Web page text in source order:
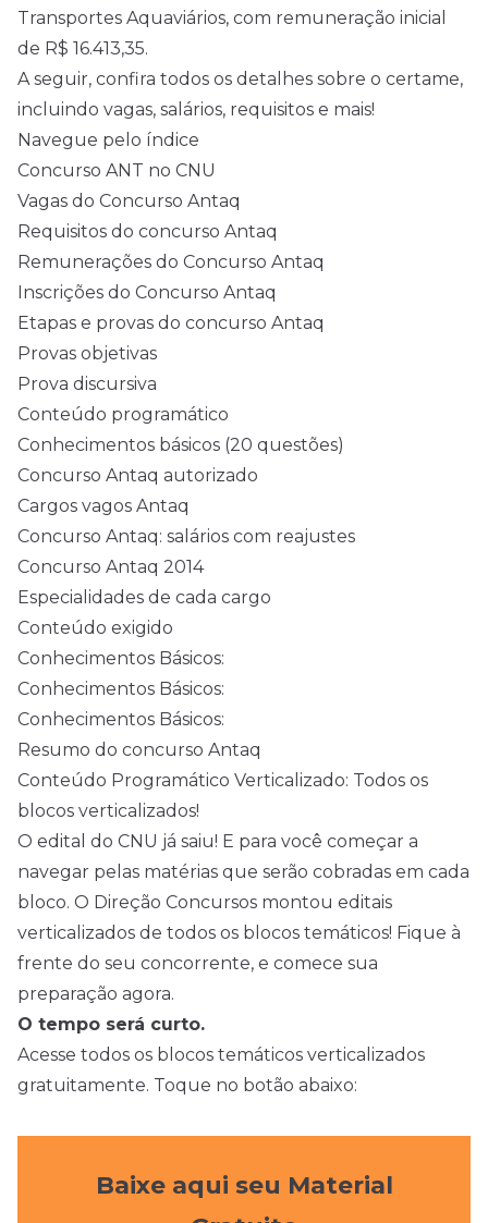
Transportes Aquaviários, com remuneração inicial
de R$ 16.413,35.
A seguir, confira todos os detalhes sobre o certame,
incluindo vagas, salários, requisitos e mais!
Navegue pelo índice
Concurso ANT no CNU
Vagas do Concurso Antaq
Requisitos do concurso Antaq
Remunerações do Concurso Antaq
Inscrições do Concurso Antaq
Etapas e provas do concurso Antaq
Provas objetivas
Prova discursiva
Conteúdo programático
Conhecimentos básicos (20 questões)
Concurso Antaq autorizado
Cargos vagos Antaq
Concurso Antaq: salários com reajustes
Concurso Antaq 2014
Especialidades de cada cargo
Conteúdo exigido
Conhecimentos Básicos:
Conhecimentos Básicos:
Conhecimentos Básicos:
Resumo do concurso Antaq
Conteúdo Programático Verticalizado: Todos os
blocos verticalizados!
O edital do CNU já saiu! E para você começar a
navegar pelas matérias que serão cobradas em cada
bloco. O Direção Concursos montou editais
verticalizados de todos os blocos temáticos! Fique à
frente do seu concorrente, e comece sua
preparação agora.
O tempo será curto.
Acesse todos os blocos temáticos verticalizados
gratuitamente. Toque no botão abaixo:
Baixe aqui seu Material